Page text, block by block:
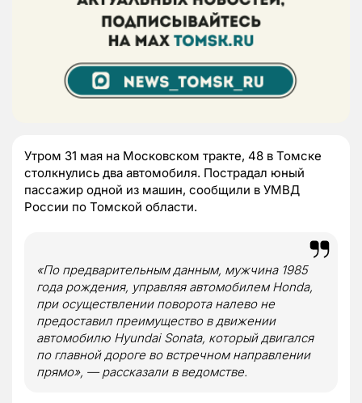
Утром 31 мая на Московском тракте, 48 в Томске
столкнулись два автомобиля. Пострадал юный
пассажир одной из машин, сообщили в УМВД
России по Томской области.
«По предварительным данным, мужчина 1985
года рождения, управляя автомобилем Honda,
при осуществлении поворота налево не
предоставил преимущество в движении
автомобилю Hyundai Sonata, который двигался
по главной дороге во встречном направлении
прямо», — рассказали в ведомстве.